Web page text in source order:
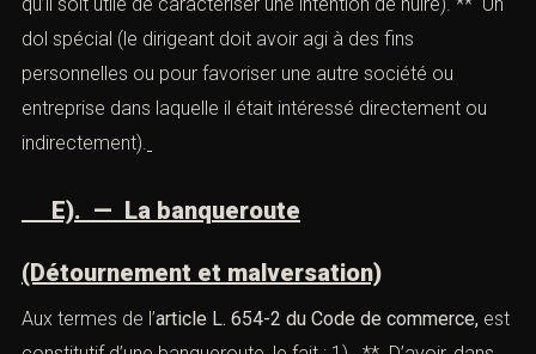
distincte de ses membres. Cela vise d’abord les actes
économiquement inutiles pour la société, car dépourvus
de contreparties, mais également tout actefaisant courir
un risque anormal au patrimoine social.
se décompose en : ** Un dol général (la conscience de
l’auteur du caractère contraire à l’intérêt de la société de
ses agissements et de la volontéd’enfreindre la loi, sans